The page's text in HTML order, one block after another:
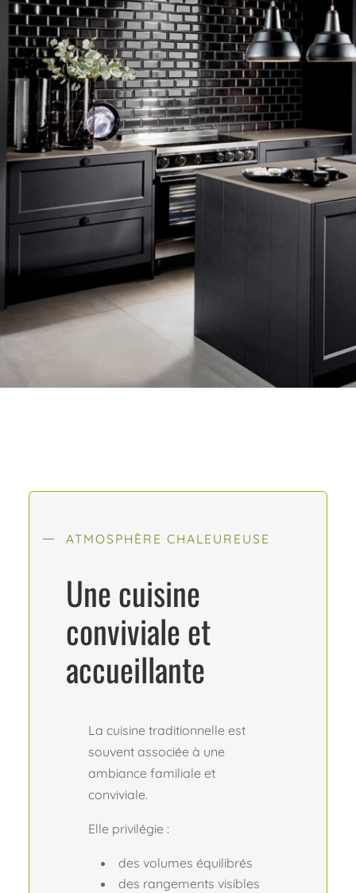
ATMOSPHÈRE CHALEUREUSE
Une cuisine
conviviale et
accueillante
La cuisine traditionnelle est
souvent associée à une
ambiance familiale et
conviviale.
Elle privilégie :
des volumes équilibrés
des rangements visibles